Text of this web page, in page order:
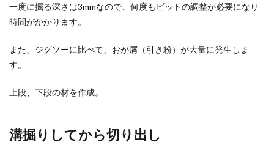
一度に掘る深さは3mmなので、何度もビットの調整が必要になり
時間がかかります。
また、ジグソーに比べて、おが屑（引き粉）が大量に発生しま
す。
上段、下段の材を作成。
溝掘りしてから切り出し